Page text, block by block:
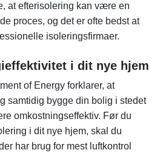
at efterisolering kan være en
proces, og det er ofte bedst at
isoleringsfirmaer.
i dit nye hjem
of Energy forklarer, at
samtidig bygge din bolig i stedet
omkostningseffektiv. Før du
i dit nye hjem, skal du
har brug for mest luftkontrol